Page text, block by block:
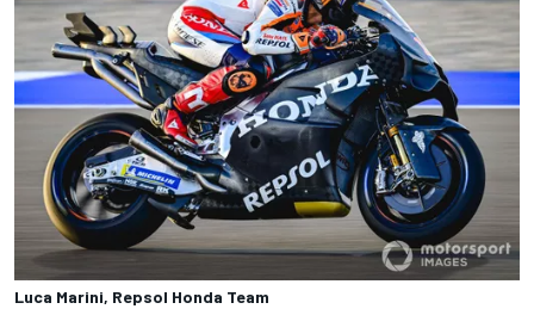
Luca Marini, Repsol Honda Team